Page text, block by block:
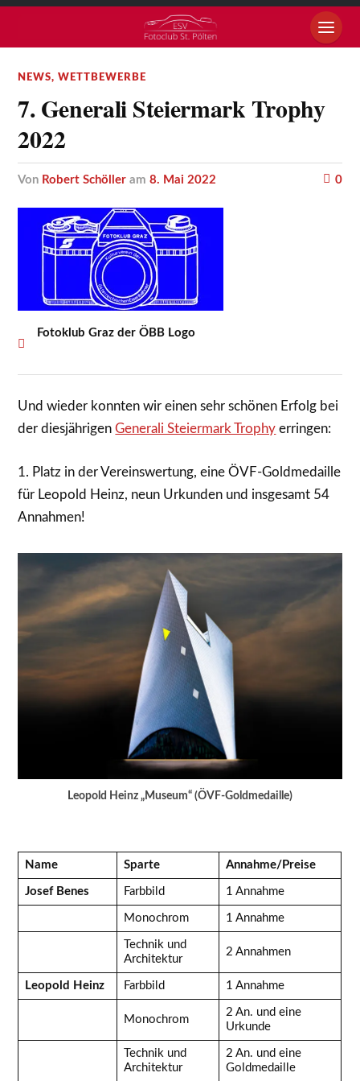
NEWS,WETTBEWERBE
7. Generali Steiermark Trophy
2022
von Robert Schöller am8. Mai 2022 0
Fotoklub Graz der ÖBB Logo
Und wieder konnten wir einen sehr schönen Erfolg bei
der diesjährigenGenerali Steiermark Trophy erringen:
1. Platz in der Vereinswertung, eine ÖVF-Goldmedaille
für Leopold Heinz, neun Urkunden und insgesamt 54
Annahmen!
Leopold Heinz „Museum“ (ÖVF-Goldmedaille)
Name Sparte Annahme/Preise
Josef Benes Farbbild 1 Annahme
Monochrom 1 Annahme
Technik und
Architektur
2 Annahmen
Leopold Heinz Farbbild 1 Annahme
Monochrom
2 An. und eine
Urkunde
Technik und
Architektur
2 An. und eine
Goldmedaille